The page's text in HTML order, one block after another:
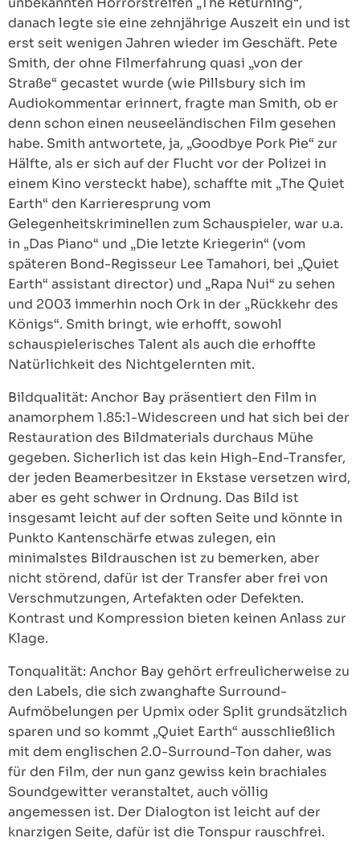
danach legte sie eine zehnjährige Auszeit ein und ist
erst seit wenigen Jahren wieder im Geschäft. Pete
Smith, der ohne Filmerfahrung quasi „von der
Straße“ gecastet wurde (wie Pillsbury sich im
Audiokommentar erinnert, fragte man Smith, ob er
denn schon einen neuseeländischen Film gesehen
habe. Smith antwortete, ja, „Goodbye Pork Pie“ zur
Hälfte, als er sich auf der Flucht vor der Polizei in
einem Kino versteckt habe), schaffte mit „The Quiet
Earth“ den Karrieresprung vom
Gelegenheitskriminellen zum Schauspieler, war u.a.
in „Das Piano“ und „Die letzte Kriegerin“ (vom
späteren Bond-Regisseur Lee Tamahori, bei „Quiet
Earth“ assistant director) und „Rapa Nui“ zu sehen
und 2003 immerhin noch Ork in der „Rückkehr des
Königs“. Smith bringt, wie erhofft, sowohl
schauspielerisches Talent als auch die erhoffte
Natürlichkeit des Nichtgelernten mit.
Bildqualität: Anchor Bay präsentiert den Film in
anamorphem 1.85:1-Widescreen und hat sich bei der
Restauration des Bildmaterials durchaus Mühe
gegeben. Sicherlich ist das kein High-End-Transfer,
der jeden Beamerbesitzer in Ekstase versetzen wird,
aber es geht schwer in Ordnung. Das Bild ist
insgesamt leicht auf der soften Seite und könnte in
Punkto Kantenschärfe etwas zulegen, ein
minimalstes Bildrauschen ist zu bemerken, aber
nicht störend, dafür ist der Transfer aber frei von
Verschmutzungen, Artefakten oder Defekten.
Kontrast und Kompression bieten keinen Anlass zur
Klage.
Tonqualität: Anchor Bay gehört erfreulicherweise zu
den Labels, die sich zwanghafte Surround-
Aufmöbelungen per Upmix oder Split grundsätzlich
sparen und so kommt „Quiet Earth“ ausschließlich
mit dem englischen 2.0-Surround-Ton daher, was
für den Film, der nun ganz gewiss kein brachiales
Soundgewitter veranstaltet, auch völlig
angemessen ist. Der Dialogton ist leicht auf der
knarzigen Seite, dafür ist die Tonspur rauschfrei.